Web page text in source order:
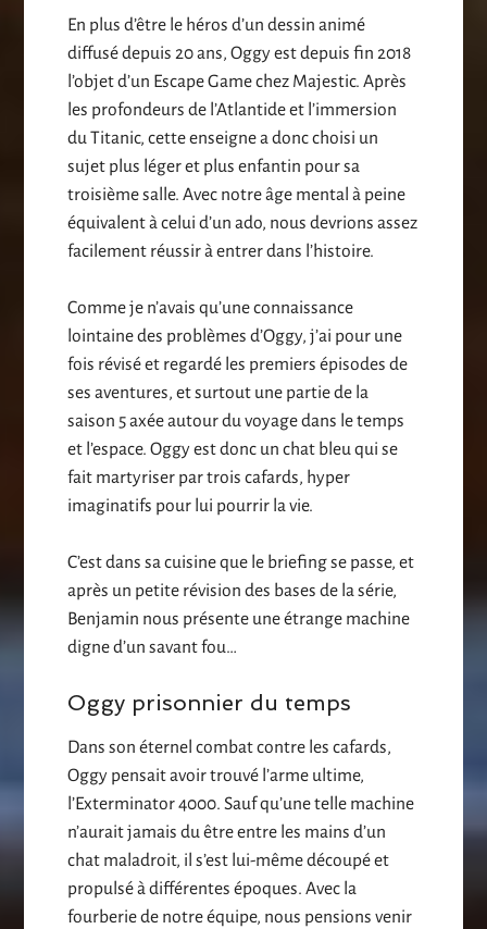
En plus d’être le héros d’un dessin animé
diffusé depuis 20 ans, Oggy est depuis fin 2018
l’objet d’un Escape Game chez Majestic. Après
les profondeurs de l’Atlantide et l’immersion
du Titanic, cette enseigne a donc choisi un
sujet plus léger et plus enfantin pour sa
troisième salle. Avec notre âge mental à peine
équivalent à celui d’un ado, nous devrions assez
facilement réussir à entrer dans l’histoire.
Comme je n’avais qu’une connaissance
lointaine des problèmes d’Oggy, j’ai pour une
fois révisé et regardé les premiers épisodes de
ses aventures, et surtout une partie de la
saison 5 axée autour du voyage dans le temps
et l’espace. Oggy est donc un chat bleu qui se
fait martyriser par trois cafards, hyper
imaginatifs pour lui pourrir la vie.
C’est dans sa cuisine que le briefing se passe, et
après un petite révision des bases de la série,
Benjamin nous présente une étrange machine
digne d’un savant fou…
Oggy prisonnier du temps
Dans son éternel combat contre les cafards,
Oggy pensait avoir trouvé l’arme ultime,
l’Exterminator 4000. Sauf qu’une telle machine
n’aurait jamais du être entre les mains d’un
chat maladroit, il s’est lui-même découpé et
propulsé à différentes époques. Avec la
fourberie de notre équipe, nous pensions venir